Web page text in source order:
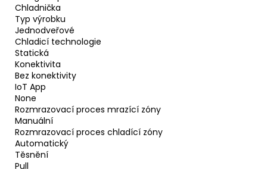
Chladnička
Typ výrobku
Jednodveřové
Chladicí technologie
Statická
Konektivita
Bez konektivity
IoT App
None
Rozmrazovací proces mrazící zóny
Manuální
Rozmrazovací proces chladící zóny
Automatický
Těsnění
Pull